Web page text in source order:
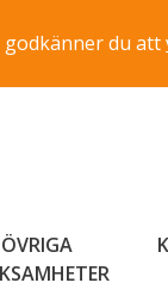
godkänner du att
ÖVRIGA